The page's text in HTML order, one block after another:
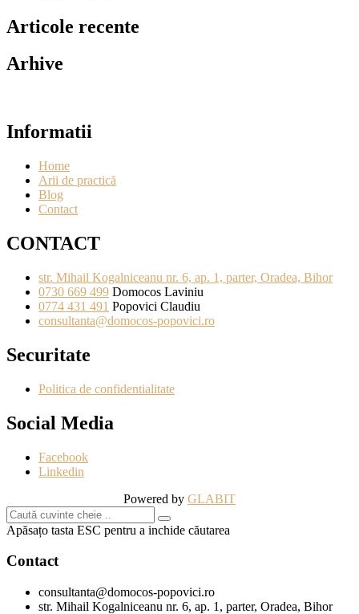
Articole recente
Arhive
Informatii
Home
Arii de practică
Blog
Contact
CONTACT
str. Mihail Kogalniceanu nr. 6, ap. 1, parter, Oradea, Bihor
0730 669 499 Domocos Laviniu
0774 431 491 Popovici Claudiu
consultanta@domocos-popovici.ro
Securitate
Politica de confidentialitate
Social Media
Facebook
Linkedin
Powered by GLABIT
Apăsațo tasta ESC pentru a inchide căutarea
Contact
consultanta@domocos-popovici.ro
str. Mihail Kogalniceanu nr. 6, ap. 1, parter, Oradea, Bihor